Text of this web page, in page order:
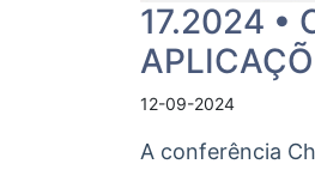
17.2024 •
12-09-2024
A conferência